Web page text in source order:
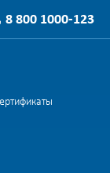
8 800 1000-123